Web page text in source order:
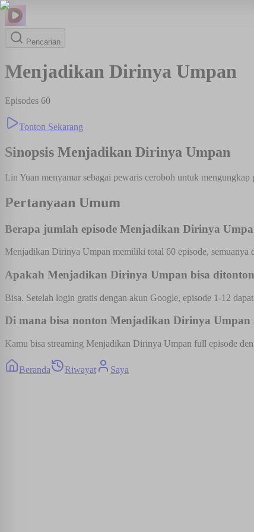
Pencarian
Menjadikan Dirinya Umpan
Episodes 60
Tonton Sekarang
Sinopsis Menjadikan Dirinya Umpan
Lin Yuan menyamar sebagai pewaris ceroboh untuk
Pertanyaan Umum
Berapa jumlah episode Menjadikan Dirinya
Menjadikan Dirinya Umpan memiliki total 60 episode, semuanya
Apakah Menjadikan Dirinya Umpan bisa
Bisa. Setelah login gratis dengan akun Google, episode 1-12
Di mana bisa nonton Menjadikan Dirinya Umpan
Kamu bisa streaming Menjadikan Dirinya Umpan full episode
Beranda Riwayat Saya